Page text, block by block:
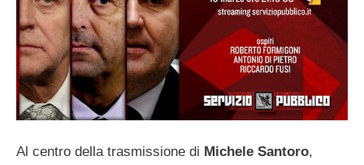
Al centro della trasmissione di Michele Santoro,